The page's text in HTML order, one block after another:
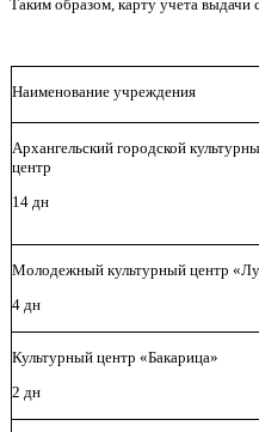
Таким образом, карту учета
Наименование учреждения
Архангельский городской
центр
14 дн
Молодежный культурный центр
4 дн
Культурный центр «Бакарица»
2 дн